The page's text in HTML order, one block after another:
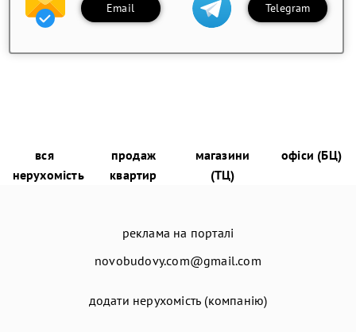
Email Telegram
вся
нерухомість
продаж
квартир
магазини
(ТЦ)
офіси (БЦ)
реклама на порталі
novobudovy.com@gmail.com
додати нерухомість (компанію)